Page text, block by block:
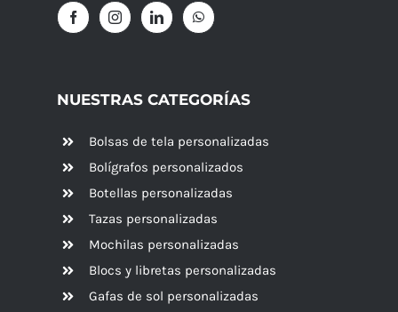
NUESTRAS CATEGORÍAS
Bolsas de tela personalizadas
Bolígrafos personalizados
Botellas personalizadas
Tazas personalizadas
Mochilas personalizadas
Blocs y libretas personalizadas
Gafas de sol personalizadas